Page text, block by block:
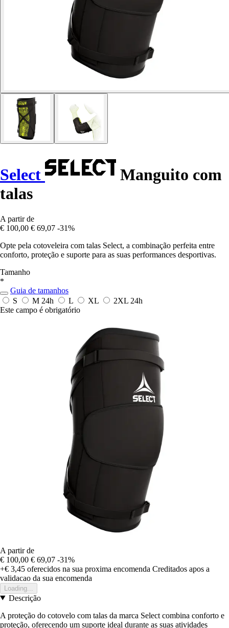
Select
Manguito com
talas
A partir de
€ 100,00 € 69,07 -31%
Opte pela cotoveleira com talas Select, a combinação perfeita entre
conforto, proteção e suporte para as suas performances desportivas.
Tamanho
*
Guia de tamanhos
S
M 24h L XL 2XL 24h
Este campo é obrigatório
A partir de
€ 100,00 € 69,07 -31%
+€ 3,45 oferecidos na sua proxima encomenda Creditados apos a
validacao da sua encomenda
Loading...
Descrição
A proteção do cotovelo com talas da marca Select combina conforto e
proteção, oferecendo um suporte ideal durante as suas atividades